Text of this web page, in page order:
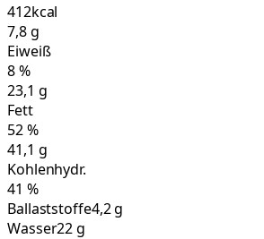
412kcal
7,8g
Eiweiß
8%
23,1 g
Fett
52%
41,1 g
Kohlenhydr.
41 %
Ballaststoffe4,2 g
Wasser22 g